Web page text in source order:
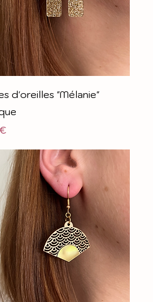
d'oreilles "Mélanie"